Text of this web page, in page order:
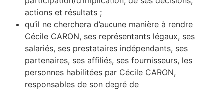
actions et résultats ;
qu’il ne cherchera d’aucune manière à rendre
Cécile CARON, ses représentants légaux, ses
salariés, ses prestataires indépendants, ses
partenaires, ses affiliés, ses fournisseurs, les
personnes habilitées par Cécile CARON,
responsables de son degré de